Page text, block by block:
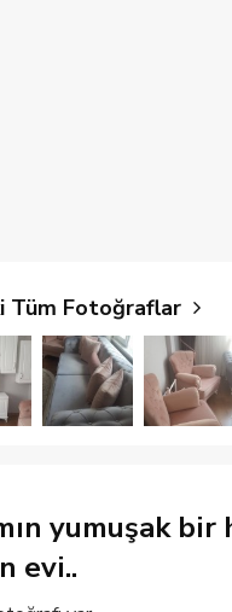
Tüm Fotoğraflar
yumuşak bir
evi..